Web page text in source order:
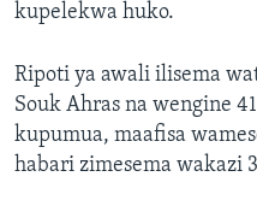
kupelekwa huko.
Ripoti ya awali ilisema
Souk Ahras na wengine
kupumua, maafisa
habari zimesema wakazi